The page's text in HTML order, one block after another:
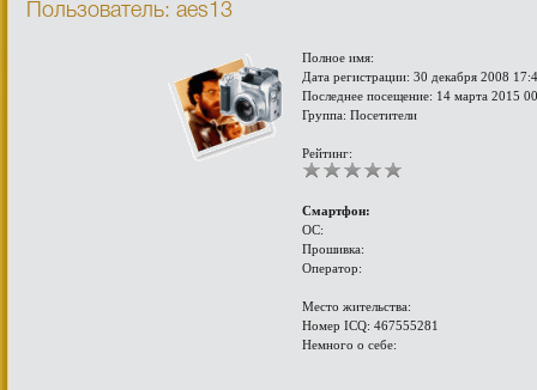
Пользователь: aes13
Полное имя:
Дата регистрации: 30 декабря 2008
Последнее посещение: 14 марта 2015
Группа: Посетители
Рейтинг:
Смартфон:
ОС:
Прошивка:
Оператор:
Место жительства:
Номер ICQ: 467555281
Немного о себе: